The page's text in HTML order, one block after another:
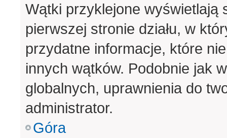
Wątki przyklejone wyświetlają
pierwszej stronie działu, w
przydatne informacje, które
innych wątków. Podobnie jak
globalnych, uprawnienia do
administrator.
Góra